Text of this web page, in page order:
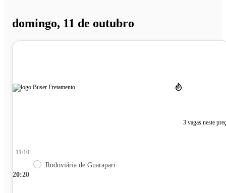
domingo, 11 de outubro
3 vagas neste
20:20
11/10
Rodoviária de Guarapari